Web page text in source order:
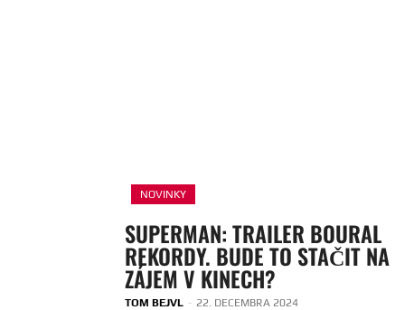
NOVINKY
SUPERMAN: TRAILER BOURAL
REKORDY. BUDE TO STAČIT NA
ZÁJEM V KINECH?
TOM BEJVL - 22. DECEMBRA 2024